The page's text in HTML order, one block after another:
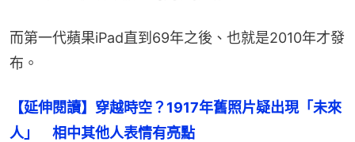
而第一代蘋果iPad直到69年之後、也就是2010年才發
布。
【延伸閱讀】穿越時空？1917年舊照片疑出現「未來
人」　相中其他人表情有亮點